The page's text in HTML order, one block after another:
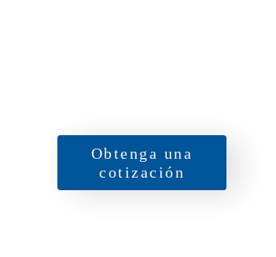
Obtenga una
cotización